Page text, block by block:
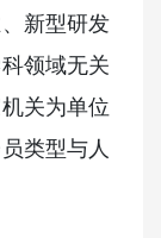
新型研发
领域无关
关为单位
类型与人